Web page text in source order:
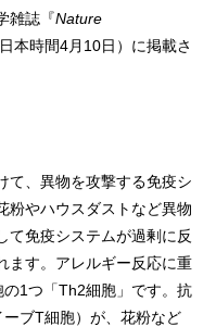
雑誌『Nature
本時間4月10日）に掲載さ
て、異物を攻撃する免疫シ
粉やハウスダストなど異物
て免疫システムが過剰に反
ます。アレルギー反応に重
1つ「Th2細胞」です。抗
ブT細胞）が、花粉など